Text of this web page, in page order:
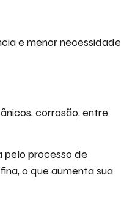
e menor necessidade
corrosão, entre
pelo processo de
o que aumenta sua